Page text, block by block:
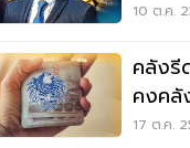
10 ต.ค.
คลังรี
คงคลั
17 ต.ค.